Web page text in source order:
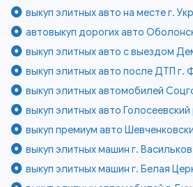
выкуп элитных авто на месте г.
автовыкуп дорогих авто
выкуп элитных авто с выездом
выкуп элитных авто после ДТП г.
выкуп элитных автомобилей
выкуп элитных авто
выкуп премиум авто
выкуп элитных машин г. Васильков
выкуп элитных машин г. Белая